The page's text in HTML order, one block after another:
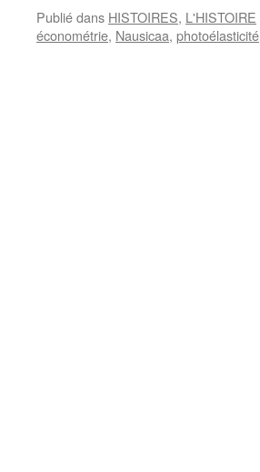
Publié dans HISTOIRES, L'HISTOIRE
économétrie, Nausicaa, photoélasticité